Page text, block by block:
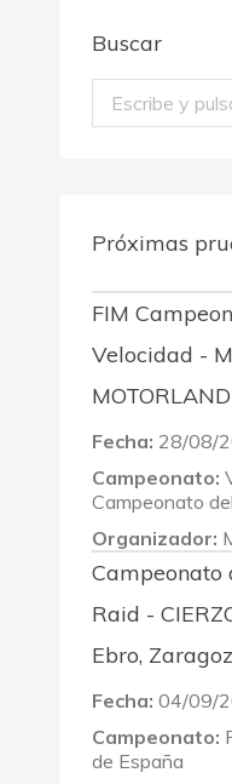
Buscar
Buscar:
Próximas
FIM
Velocidad -
Fecha: 28/08/
Campeonato:
Campeonato
Organizador:
Campeonato
Raid -
Ebro,
Fecha: 04/09/
Campeonato:
de España